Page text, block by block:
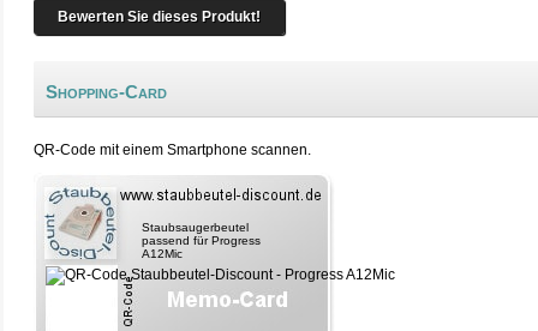
Bewerten Sie dieses Produkt!
Shopping-Card
QR-Code mit einem Smartphone scannen.
Staubsaugerbeutel
passend für Progress
A12Mic